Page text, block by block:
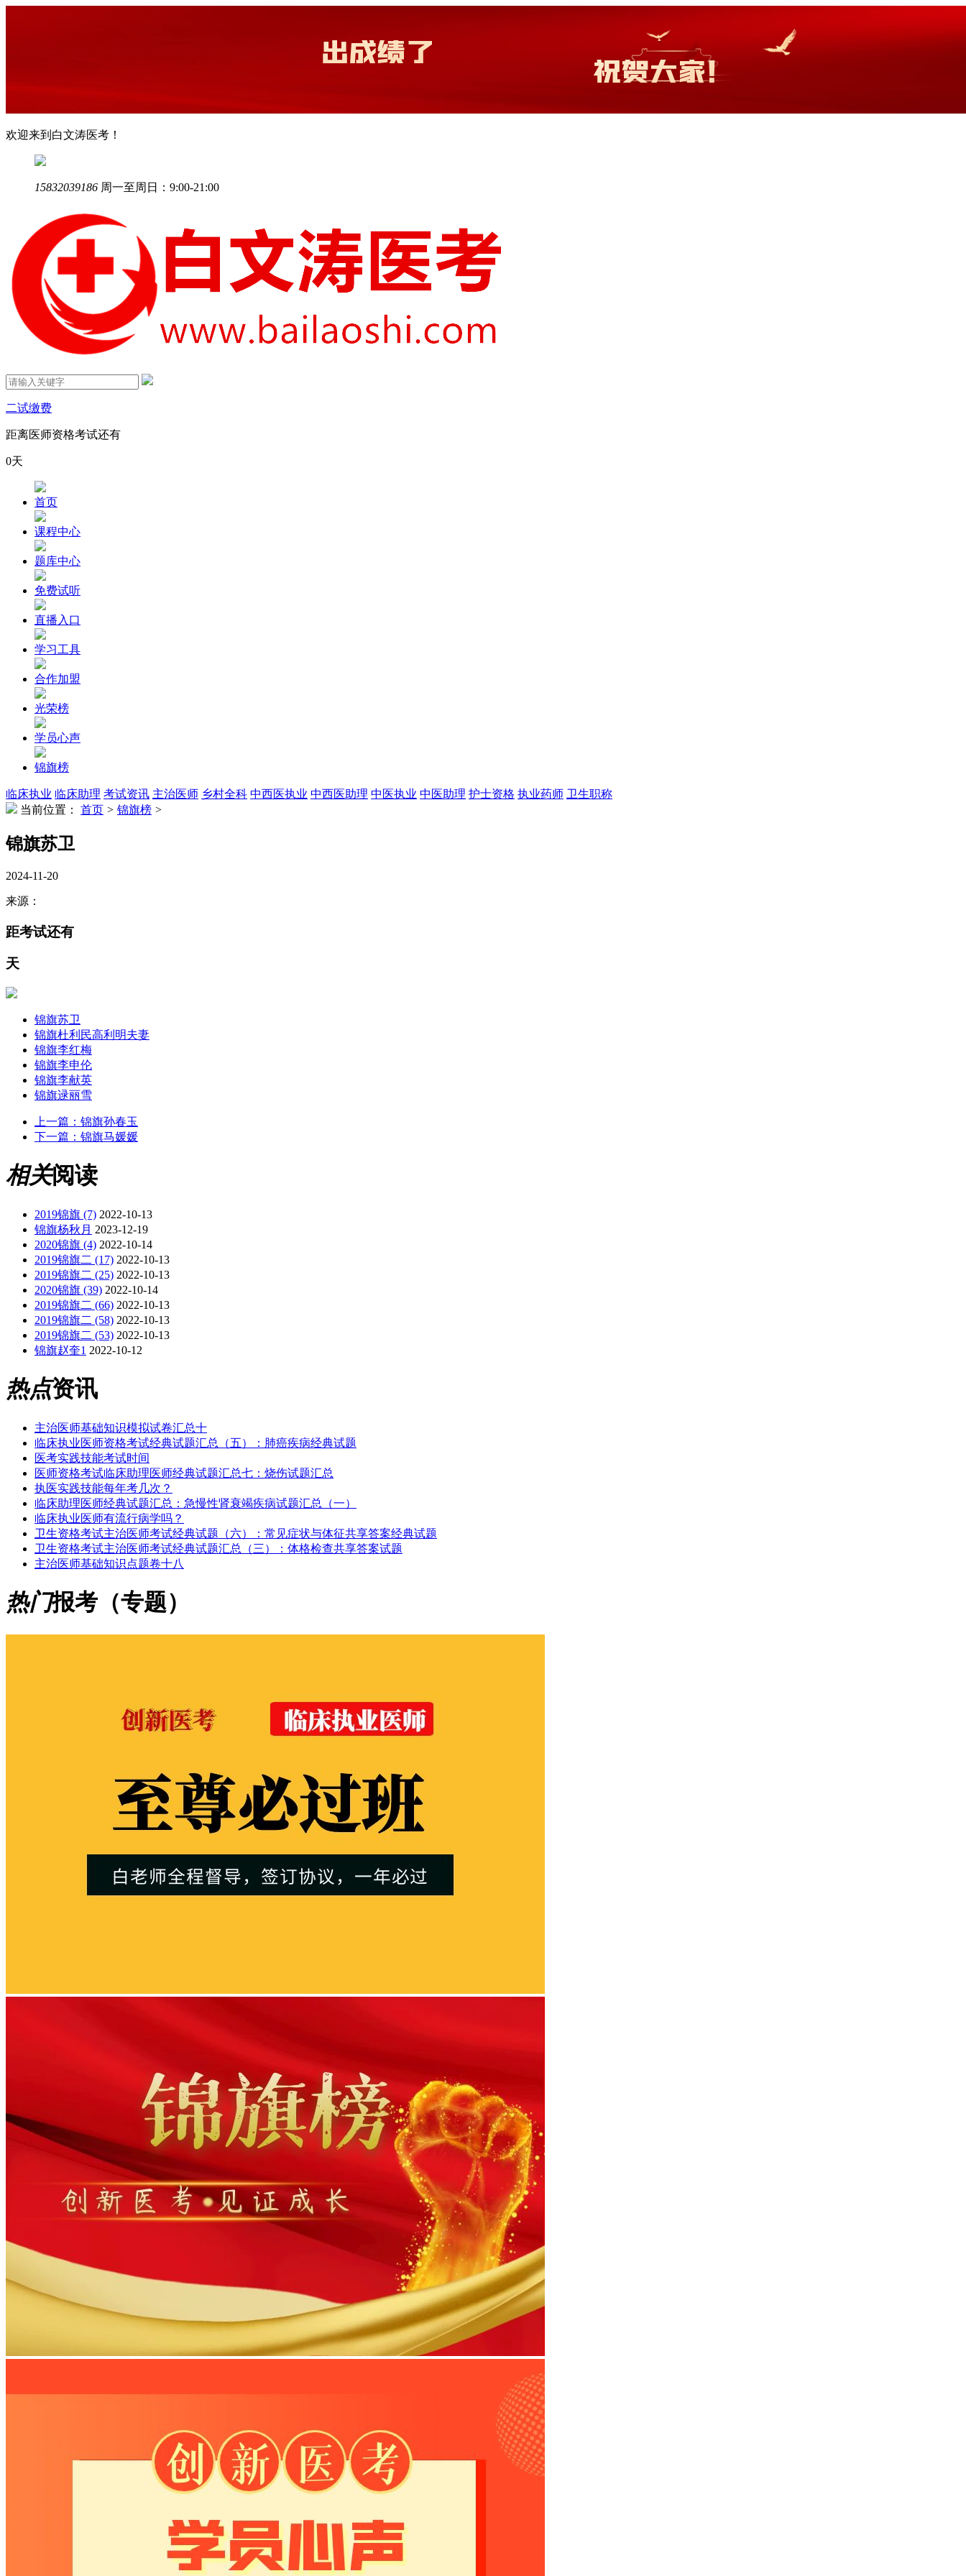
欢迎来到白文涛医考！
15832039186 周一至周日：9:00-21:00
二试缴费
距离医师资格考试还有
0天
首页
课程中心
题库中心
免费试听
直播入口
学习工具
合作加盟
光荣榜
学员心声
锦旗榜
临床执业 临床助理 考试资讯 主治医师 乡村全科 中西医执业 中西医助理 中医执业 中医助理 护士资格 执业药师 卫生职称
当前位置：
首页 > 锦旗榜 >
锦旗苏卫
2024-11-20
来源：
距考试还有
天
锦旗苏卫
锦旗杜利民高利明夫妻
锦旗李红梅
锦旗李申伦
锦旗李献英
锦旗逯丽雪
上一篇： 锦旗孙春玉
下一篇： 锦旗马媛媛
相关阅读
2019锦旗 (7) 2022-10-13
锦旗杨秋月 2023-12-19
2020锦旗 (4) 2022-10-14
2019锦旗二 (17) 2022-10-13
2019锦旗二 (25) 2022-10-13
2020锦旗 (39) 2022-10-14
2019锦旗二 (66) 2022-10-13
2019锦旗二 (58) 2022-10-13
2019锦旗二 (53) 2022-10-13
锦旗赵奎1 2022-10-12
热点资讯
主治医师基础知识模拟试卷汇总十
临床执业医师资格考试经典试题汇总（五）：肺癌疾病经典试题
医考实践技能考试时间
医师资格考试临床助理医师经典试题汇总七：烧伤试题汇总
执医实践技能每年考几次？
临床助理医师经典试题汇总：急慢性肾衰竭疾病试题汇总（一）
临床执业医师有流行病学吗？
卫生资格考试主治医师考试经典试题（六）：常见症状与体征共享答案经典试题
卫生资格考试主治医师考试经典试题汇总（三）：体格检查共享答案试题
主治医师基础知识点题卷十八
热门报考（专题）